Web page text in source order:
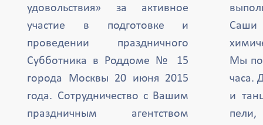
удовольствия» за активное
участие в подготовке и
проведении праздничного
Субботника в Роддоме № 15
города Москвы 20 июня 2015
года. Сотрудничество с Вашим
праздничным агентством
Саши
Мы
часа.
и